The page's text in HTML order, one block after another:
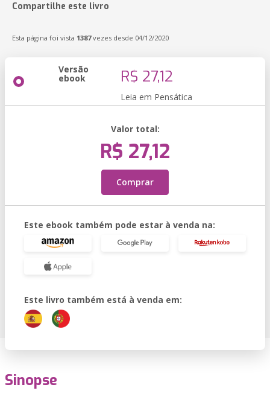
Compartilhe este livro
Esta página foi vista 1387vezes desde 04/12/2020
Versão
ebook R$ 27,12
Leia em Pensática
Valor total:
R$ 27,12
Comprar
Este ebook também pode estar à venda na:
Este livro também está à venda em:
Sinopse